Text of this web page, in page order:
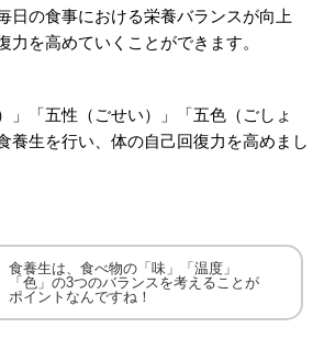
日の食事における栄養バランスが向上
力を高めていくことができます。
」「五性（ごせい）」「五色（ごしょ
養生を行い、体の自己回復力を高めまし
食養生は、食べ物の「味」「温度」
「色」の3つのバランスを考えることが
ポイントなんですね！